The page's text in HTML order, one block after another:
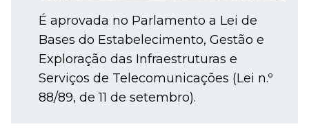
É aprovada no Parlamento a Lei de
Bases do Estabelecimento, Gestão e
Exploração das Infraestruturas e
Serviços de Telecomunicações (Lei n.º
88/89, de 11 de setembro).